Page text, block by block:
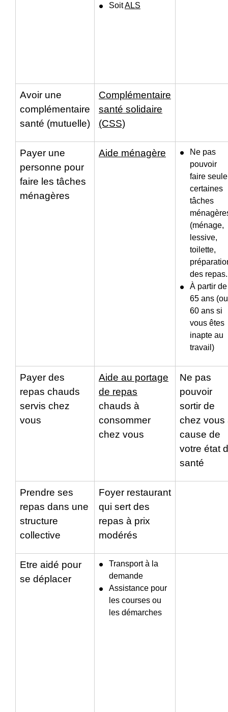
SoitALS
Avoir une
complémentaire
santé (mutuelle)
Complémentaire
santé solidaire
(CSS)
Payer une
personne pour
faire les tâches
ménagères
Aide ménagère
Ne pas
pouvoir
faire seule
certaines
tâches
(ménage,
lessive,
toilette,
des
À partir de
65 ans (ou
60 ans si
vous êtes
inapte au
travail)
Payer des
repas chauds
servis chez
vous
Aide au portage
de repas
chauds à
consommer
chez vous
Ne pas
pouvoir
sortir de
chez vous
cause de
votre état
santé
Prendre ses
repas dans une
structure
collective
Foyer restaurant
qui sert des
repas à prix
modérés
Etre aidé pour
se déplacer
Transport à la
demande
Assistance pour
les courses ou
les démarches